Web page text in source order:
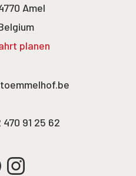
Amel
planen
470 91 25 62